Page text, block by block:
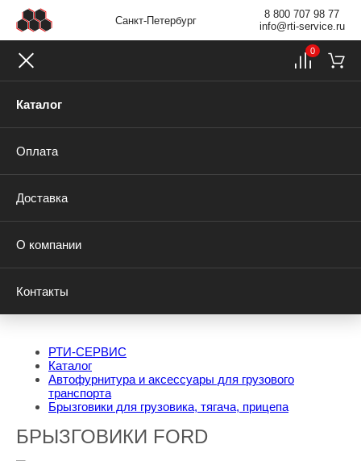
Санкт-Петербург
8 800 707 98 77
info@rti-service.ru
Каталог
Оплата
Доставка
О компании
Контакты
0
РТИ-СЕРВИС
Каталог
Автофурнитура и аксессуары для грузового
транспорта
Брызговики для грузовика, тягача, прицепа
БРЫЗГОВИКИ FORD